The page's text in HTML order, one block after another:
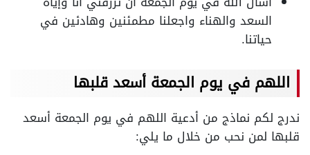
السعد والهناء واجعلنا مطمئنين وهادئين في
حياتنا.
اللهم في يوم الجمعة أسعد قلبها
ندرج لكم نماذج من أدعية اللهم في يوم الجمعة أسعد
قلبها لمن نحب من خلال ما يلي: